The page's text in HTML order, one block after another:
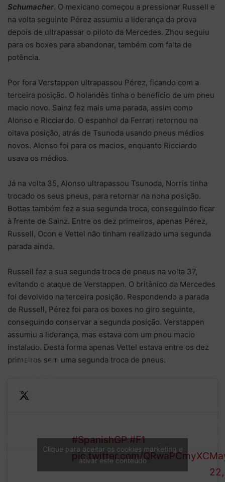
Schumacher. O mexicano começou a pressionar Russell e
na volta seguinte Pérez assumiu a liderança da prova
depois de ultrapassar o piloto da Mercedes. Zhou seguiu
para os boxes para abandonar, também com falta de
potência.
Por fora Verstappen ultrapassou Pérez, ficando com a
terceira posição. O holandês tinha o benefício de um pneu
macio novo. Sainz fez mais uma parada, assim como
Alonso e Ricciardo. O espanhol da Ferrari retornou na
oitava posição, atrás de Tsunoda usando pneus médios
novos. Alonso foi para os macios, enquanto Ricciardo
usava os médios.
Já na volta 35, Alonso ultrapassou Tsunoda, Norris tinha
trocado os seus pneus, para retornar na nona posição.
Bottas também fez a sua segunda troca, conseguindo ficar
à frente de Sainz. Entre os dez primeiros, apenas Pérez,
Russell, Ocon e Vettel não tinham realizado uma segunda
parada ainda.
Russell fez a sua segunda troca de pneus na volta 37,
evitando o ataque de Verstappen. O britânico da Mercedes
foi devolvido na terceira posição. Respondendo a parada
de Russell, Pérez foi para os boxes no giro seguinte,
conseguindo conservar a segunda posição. Verstappen
assumiu a liderança, mas estava com um pneu macio
instalado. Desta forma apenas Vettel estava entre os dez
primeiros sem uma segunda troca de pneus.
Russell
peels off
pits for
Verstappen
moves up
to P2 with
#SpanishGP #F1
pic.twitter.com/QRwaPCmyXC
22,
Clique para aceitar os cookies marketing e
ativar este conteúdo